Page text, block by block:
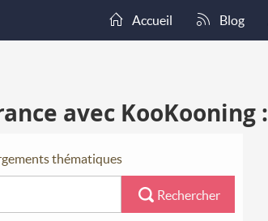
Accueil Blog
avec KooKooning :
thématiques
Rechercher